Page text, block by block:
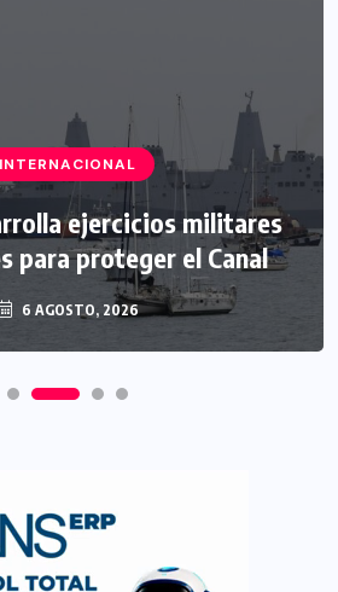
INTERNACIONAL
ejercicios militares
para proteger el Canal
6 AGOSTO, 2026